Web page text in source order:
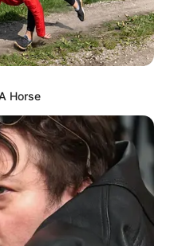
du Quinté du jour
incontournable dans ce
s’affiche comme un
forme actuelle est
de l’affiche. En effet, il
obtenu dans un
place dans le Prix
niveau. Sa quatrième
Horse